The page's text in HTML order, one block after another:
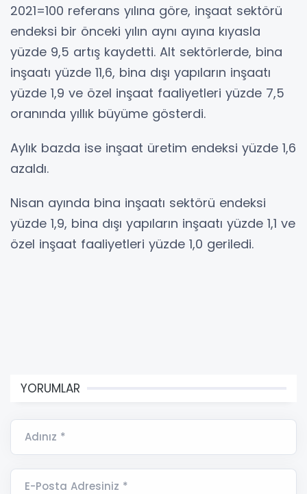
2021=100 referans yılına göre, inşaat sektörü
endeksi bir önceki yılın aynı ayına kıyasla
yüzde 9,5 artış kaydetti. Alt sektörlerde, bina
inşaatı yüzde 11,6, bina dışı yapıların inşaatı
yüzde 1,9 ve özel inşaat faaliyetleri yüzde 7,5
oranında yıllık büyüme gösterdi.
Aylık bazda ise inşaat üretim endeksi yüzde 1,6
azaldı.
Nisan ayında bina inşaatı sektörü endeksi
yüzde 1,9, bina dışı yapıların inşaatı yüzde 1,1 ve
özel inşaat faaliyetleri yüzde 1,0 geriledi.
YORUMLAR
Adınız *
E-Posta Adresiniz *